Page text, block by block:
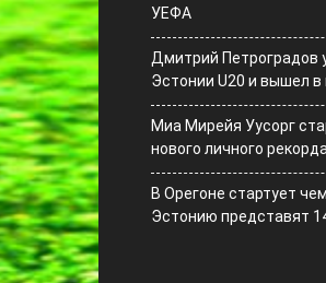
УЕФА
Дмитрий Петроградов
Эстонии U20 и вышел
Миа Мирейя Уусорг
нового личного рекорда
В Орегоне стартует
Эстонию представят